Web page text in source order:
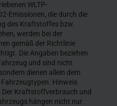
WLTP-
Emissionen, die durch die
des Kraftstoffes bzw.
werden bei der
gemäß der Richtlinie
Die Angaben beziehen
und sind nicht
dienen allein dem
Hinweis
Kraftstoffverbrauch und
hängen nicht nur